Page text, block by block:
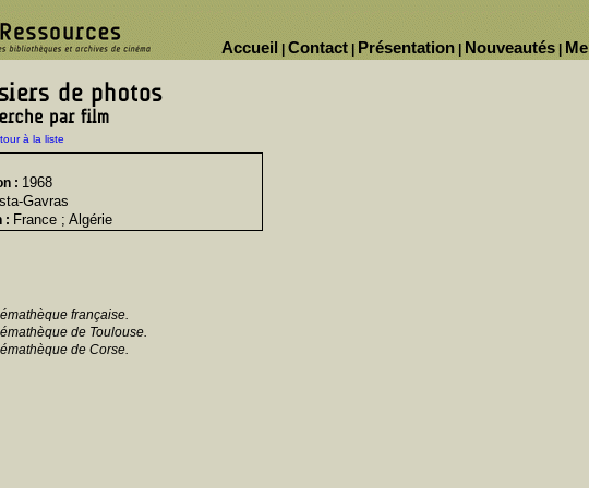
Nouveautés
Présentation
Contact
Accueil
à la liste
: 1968
Gavras
: France ; Algérie
française.
de Toulouse.
de Corse.